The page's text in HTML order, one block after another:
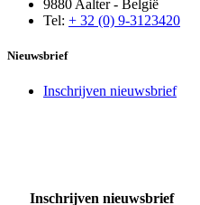
9880 Aalter - België
Tel: + 32 (0) 9-3123420
Nieuwsbrief
Inschrijven nieuwsbrief
Inschrijven nieuwsbrief